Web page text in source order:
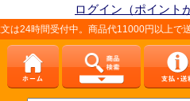
ログイン（ポイント
24時間受付中。商品代11000円以上で